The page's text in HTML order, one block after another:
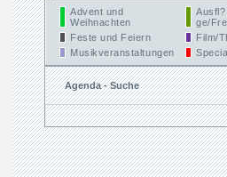
Advent und
Weihnachten
Ausfl?
ge/
Feste und Feiern
Film/
Musikveranstaltungen
Agenda - Suche